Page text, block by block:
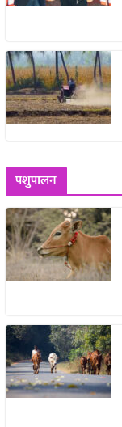
पशुपालन